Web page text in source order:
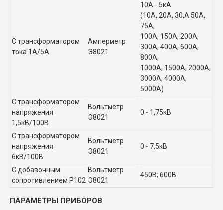
С трансформатором
тока 1А/5А
Амперметр
Э8021
10А - 5кА
(10А, 20А, 30,А 50А,
75А,
100А, 150А, 200А,
300А, 400А, 600А,
800А,
1000А, 1500А, 2000А,
3000А, 4000А,
5000А)
С трансформатором
напряжения
1,5кВ/100В
Вольтметр
Э8021
0 - 1,75кВ
С трансформатором
напряжения
6кВ/100В
Вольтметр
Э8021
0 - 7,5кВ
С добавочным
сопротивлением Р102
Вольтметр
Э8021
450В; 600В
ПАРАМЕТРЫ ПРИБОРОВ